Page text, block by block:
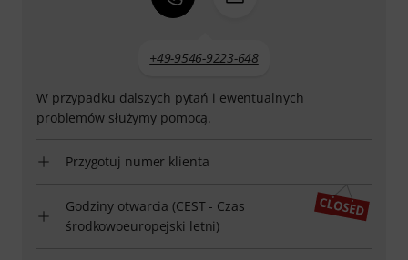
+49-9546-9223-648
W przypadku dalszych pytań i ewentualnych
problemów służymy pomocą.
Przygotuj numer klienta
Godziny otwarcia (CEST - Czas
środkowoeuropejski letni)